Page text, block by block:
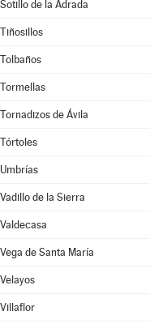
Sotillo de la Adrada
Tiñosillos
Tolbaños
Tormellas
Tornadizos de Ávila
Tórtoles
Umbrías
Vadillo de la Sierra
Valdecasa
Vega de Santa María
Velayos
Villaflor